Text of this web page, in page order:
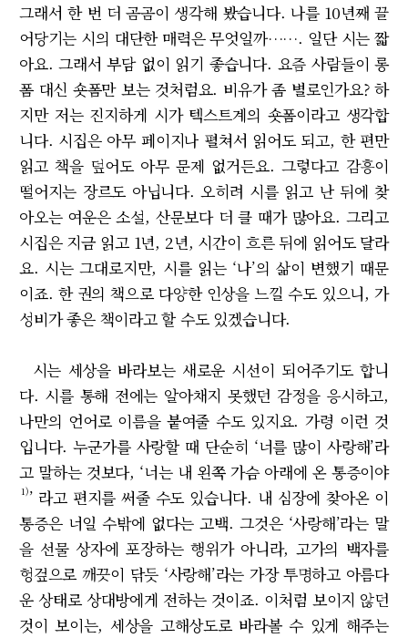
그래서 한 번 더 곰곰이 생각해 봤습니다. 나를 10년째 끌
어당기는 시의 대단한 매력은 무엇일까……. 일단 시는 짧
아요. 그래서 부담 없이 읽기 좋습니다. 요즘 사람들이 롱
폼 대신 숏폼만 보는 것처럼요. 비유가 좀 별로인가요? 하
지만 저는 진지하게 시가 텍스트계의 숏폼이라고 생각합
니다. 시집은 아무 페이지나 펼쳐서 읽어도 되고, 한 편만
읽고 책을 덮어도 아무 문제 없거든요. 그렇다고 감흥이
떨어지는 장르도 아닙니다. 오히려 시를 읽고 난 뒤에 찾
아오는 여운은 소설, 산문보다 더 클 때가 많아요. 그리고
시집은 지금 읽고 1년, 2년, 시간이 흐른 뒤에 읽어도 달라
요. 시는 그대로지만, 시를 읽는 ‘나’의 삶이 변했기 때문
이죠. 한 권의 책으로 다양한 인상을 느낄 수도 있으니, 가
성비가 좋은 책이라고 할 수도 있겠습니다.
시는 세상을 바라보는 새로운 시선이 되어주기도 합니
다. 시를 통해 전에는 알아채지 못했던 감정을 응시하고,
나만의 언어로 이름을 붙여줄 수도 있지요. 가령 이런 것
입니다. 누군가를 사랑할 때 단순히 ‘너를 많이 사랑해’라
고 말하는 것보다, ‘너는 내 왼쪽 가슴 아래에 온 통증이야
1)’ 라고 편지를 써줄 수도 있습니다. 내 심장에 찾아온 이
통증은 너일 수밖에 없다는 고백. 그것은 ‘사랑해’라는 말
을 선물 상자에 포장하는 행위가 아니라, 고가의 백자를
헝겊으로 깨끗이 닦듯 ‘사랑해’라는 가장 투명하고 아름다
운 상태로 상대방에게 전하는 것이죠. 이처럼 보이지 않던
것이 보이는, 세상을 고해상도로 바라볼 수 있게 해주는